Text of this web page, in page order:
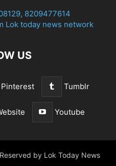
8209477614
Lok today news network
US
Pinterest Tumblr
Youtube
by Lok Today News